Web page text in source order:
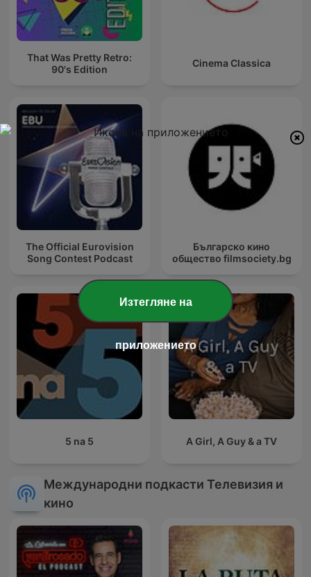
That Was Pretty Retro:
90's Edition
Cinema Classica
The Official Eurovision
Song Contest Podcast
Българско кино
общество filmsociety.bg
5 na 5 A Girl, A Guy & a TV
Международни подкасти Телевизия и
кино
Изтегляне на
приложението